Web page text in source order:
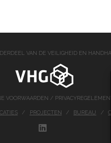
VAN DE VEILIGHEID EN
VOORWAARDEN / PRIVACYREGELEMENT
PROJECTEN BUREAU